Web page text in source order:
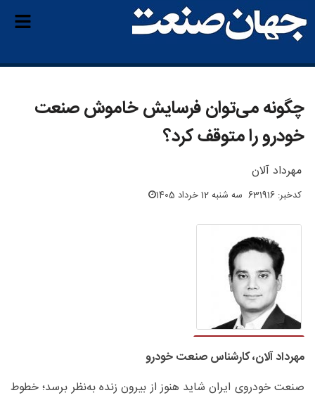
چگونه می‌توان فرسایش خاموش صنعت
خودرو را متوقف کرد؟
مهرداد آلان
کدخبر: 631916 سه شنبه 12 خرداد 1405
مهرداد آلان، کارشناس صنعت خودرو
صنعت خودروی ایران شاید هنوز از بیرون زنده به‌نظر برسد؛ خطوط